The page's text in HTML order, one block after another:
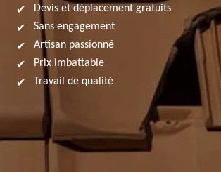
Devis et déplacement gratuits
Sans engagement
Artisan passionné
Prix imbattable
Travail de qualité